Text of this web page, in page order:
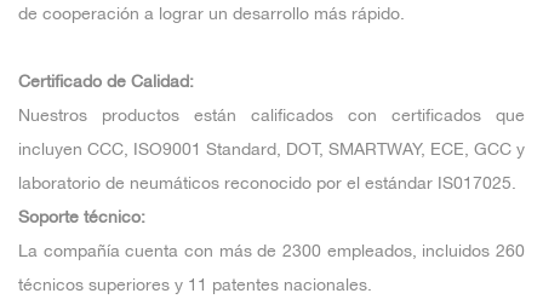
de cooperación a lograr un desarrollo más rápido.
Certificado de Calidad:
Nuestros productos están calificados con certificados que
incluyen CCC, ISO9001 Standard, DOT, SMARTWAY, ECE, GCC y
laboratorio de neumáticos reconocido por el estándar IS017025.
Soporte técnico:
La compañía cuenta con más de 2300 empleados, incluidos 260
técnicos superiores y 11 patentes nacionales.